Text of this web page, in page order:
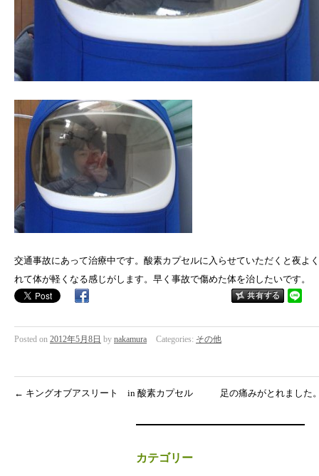
交通事故にあって治療中です。酸素カプセルに入らせていただくと夜よ
れて体が軽くなる感じがします。早く事故で傷めた体を治したいです。
Posted on 2012年5月8日 by nakamura Categories: その他
← キングオブアスリート in 酸素カプセル 足の痛みがとれました
カテゴリー